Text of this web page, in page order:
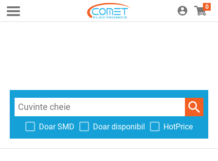
0
Doar SMD Doar disponibil HotPrice